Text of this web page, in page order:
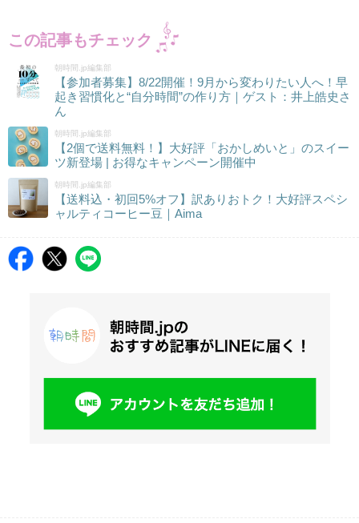
この記事もチェック
朝時間.jp編集部
【参加者募集】8/22開催！9月から変わりたい人へ！早
起き習慣化と“自分時間”の作り方｜ゲスト：井上皓史さ
ん
朝時間.jp編集部
【2個で送料無料！】大好評「おかしめいと」のスイー
ツ新登場 | お得なキャンペーン開催中
朝時間.jp編集部
【送料込・初回5%オフ】訳ありおトク！大好評スペシ
ャルティコーヒー豆｜Aima